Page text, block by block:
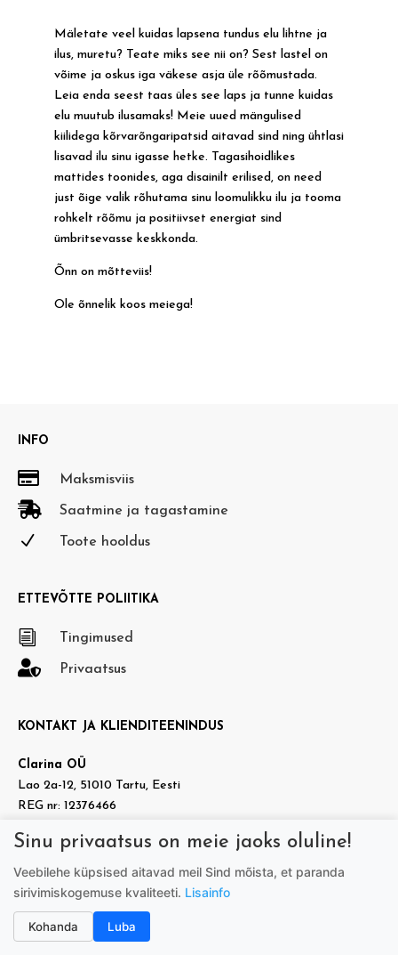
Mäletate veel kuidas lapsena tundus elu lihtne ja
ilus, muretu? Teate miks see nii on? Sest lastel on
võime ja oskus iga väkese asja üle rõõmustada.
Leia enda seest taas üles see laps ja tunne kuidas
elu muutub ilusamaks! Meie uued mängulised
kiilidega kõrvarõngaripatsid aitavad sind ning ühtlasi
lisavad ilu sinu igasse hetke. Tagasihoidlikes
mattides toonides, aga disainilt erilised, on need
just õige valik rõhutama sinu loomulikku ilu ja tooma
rohkelt rõõmu ja positiivset energiat sind
ümbritsevasse keskkonda.
Õnn on mõtteviis!
Ole õnnelik koos meiega!
INFO
 Maksmisviis
 Saatmine ja tagastamine
N Toote hooldus
ETTEVÕTTE POLIITIKA
i Tingimused
 Privaatsus
KONTAKT JA KLIENDITEENINDUS
Clarina OÜ
Lao 2a-12, 51010 Tartu, Eesti
REG nr: 12376466
info@doradora.ee
 https://www.facebook.com/doradora.ee
+372 505 7005
Sinu privaatsus on meie jaoks oluline!
Veebilehe küpsised aitavad meil Sind mõista, et paranda
sirivimiskogemuse kvaliteeti. Lisainfo
Kohanda Luba